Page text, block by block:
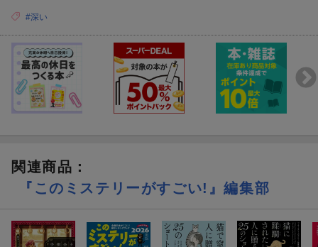
#深い
関連商品 ：
『このミステリーがすごい!』編集部